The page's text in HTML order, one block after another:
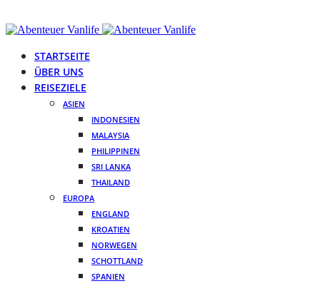
STARTSEITE
ÜBER UNS
REISEZIELE
ASIEN
INDONESIEN
MALAYSIA
PHILIPPINEN
SRI LANKA
THAILAND
EUROPA
ENGLAND
KROATIEN
NORWEGEN
SCHOTTLAND
SPANIEN